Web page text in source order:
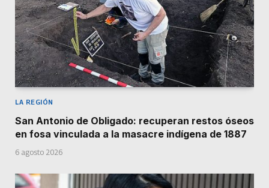
LA REGIÓN
San Antonio de Obligado: recuperan restos óseos
en fosa vinculada a la masacre indígena de 1887
6 agosto 2026